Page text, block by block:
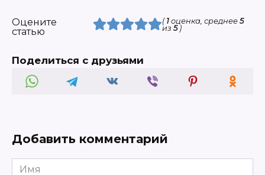
Оцените
статью
( 1оценка, среднее 5
из 5)
Поделиться с друзьями
Добавить комментарий
Имя